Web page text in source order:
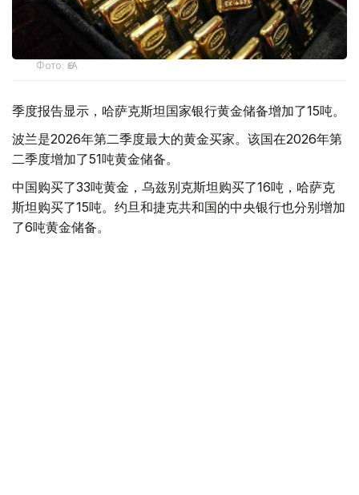
Фото: ӨзА
季度报告显示，哈萨克斯坦国家银行黄金储备增加了15吨。
波兰是2026年第二季度最大的黄金买家。该国在2026年第
二季度增加了51吨黄金储备。
中国购买了33吨黄金，乌兹别克斯坦购买了16吨，哈萨克
斯坦购买了15吨。约旦和捷克共和国的中央银行也分别增加
了6吨黄金储备。